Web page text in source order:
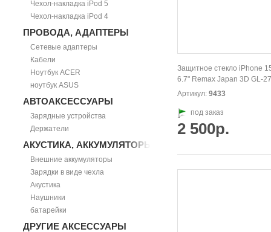
Чехол-накладка iPod 5
Чехол-накладка iPod 4
ПРОВОДА, АДАПТЕРЫ
Сетевые адаптеры
Кабели
Ноутбук ACER
ноутбук ASUS
АВТОАКСЕССУАРЫ
Зарядные устройства
Держатели
АКУСТИКА, АККУМУЛЯТОРЫ
Внешние аккумуляторы
Зарядки в виде чехла
Акустика
Наушники
батарейки
ДРУГИЕ АКСЕССУАРЫ
Защитное стекло iPhone
6.7" Remax Japan 3D GL-
Артикул: 9433
под заказ
2 500р.